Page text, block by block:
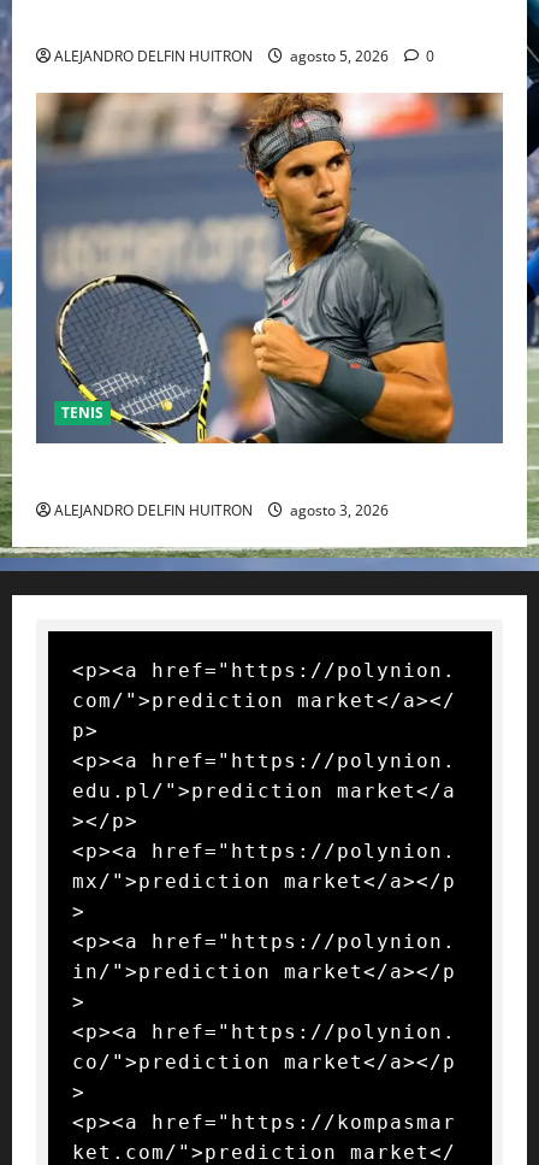
ALEJANDRO DELFIN HUITRON agosto 5, 2026 0
TENIS
ALEJANDRO DELFIN HUITRON agosto 3, 2026
<p><a href="https://polynion.
com/">prediction market</a></
p>
<p><a href="https://polynion.
edu.pl/">prediction market</a
></p>
<p><a href="https://polynion.
mx/">prediction market</a></p
>
<p><a href="https://polynion.
in/">prediction market</a></p
>
<p><a href="https://polynion.
co/">prediction market</a></p
>
<p><a href="https://kompasmar
ket.com/">prediction market</